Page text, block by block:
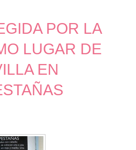
POR LA
LUGAR DE
EN